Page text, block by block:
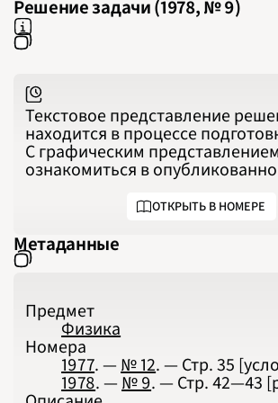
2024
Решение задачи (1978, № 9)
Текстовое представление
находится в процессе
С графическим
ознакомиться в
ОТКРЫТЬ В НОМЕРЕ
Метаданные
Предмет
Физика
Номера
1977. —№ 12. — Стр.35
1978. —№ 9. — Стр.42—43